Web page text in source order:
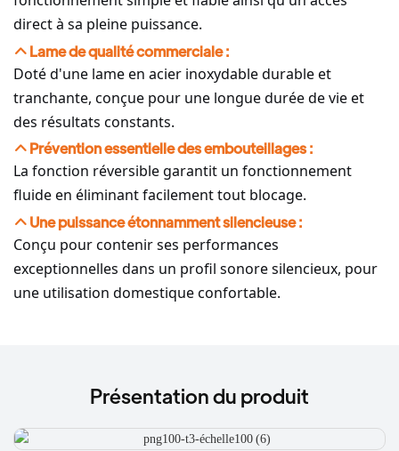
direct à sa pleine puissance.
Lame de qualité commerciale :
Doté d'une lame en acier inoxydable durable et
tranchante, conçue pour une longue durée de vie et
des résultats constants.
Prévention essentielle des embouteillages :
La fonction réversible garantit un fonctionnement
fluide en éliminant facilement tout blocage.
Une puissance étonnamment silencieuse :
Conçu pour contenir ses performances
exceptionnelles dans un profil sonore silencieux, pour
une utilisation domestique confortable.
Présentation du produit